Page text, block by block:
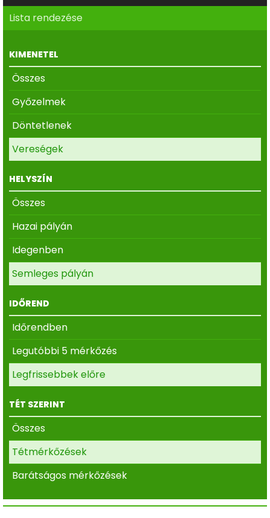
Lista rendezése
KIMENETEL
Összes
Győzelmek
Döntetlenek
Vereségek
HELYSZÍN
Összes
Hazai pályán
Idegenben
Semleges pályán
IDŐREND
Időrendben
Legutóbbi 5 mérkőzés
Legfrissebbek előre
TÉT SZERINT
Összes
Tétmérkőzések
Barátságos mérkőzések